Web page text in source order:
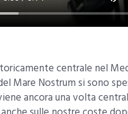
centrale nel
Mare Nostrum si sono
ancora una volta